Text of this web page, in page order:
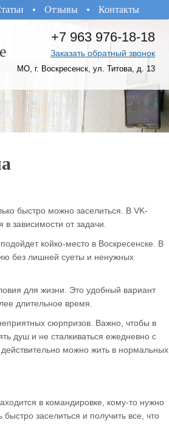
Отзывы Контакты
+7 963 976-18-18
Заказать обратный звонок
МО, г. Воскресенск, ул. Титова, д. 13
быстро можно заселиться. В VK-
зависимости от задачи.
койко-место в Воскресенске. В
без лишней суеты и ненужных
для жизни. Это удобный вариант
длительное время.
сюрпризов. Важно, чтобы в
душ и не сталкиваться ежедневно с
можно жить в нормальных
в командировке, кому-то нужно
заселиться и получить все, что